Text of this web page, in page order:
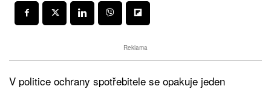
Reklama
V politice ochrany spotřebitele se opakuje jeden